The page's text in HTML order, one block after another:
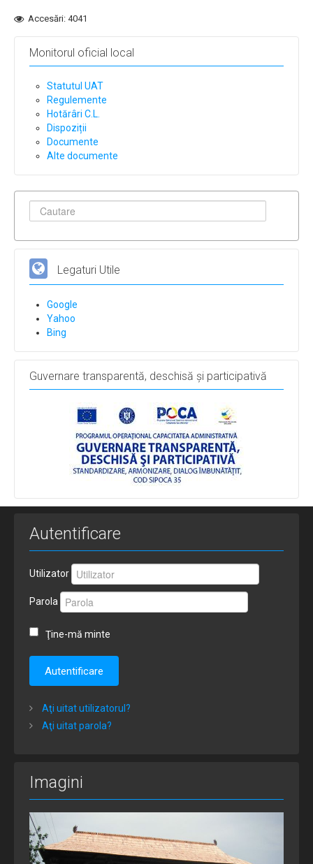
Accesări: 4041
Monitorul oficial local
Statutul UAT
Regulemente
Hotărâri C.L.
Dispoziții
Documente
Alte documente
Legaturi Utile
Google
Yahoo
Bing
Guvernare transparentă, deschisă și participativă
Autentificare
Utilizator
Parola
Ţine-mă minte
Autentificare
Aţi uitat utilizatorul?
Aţi uitat parola?
Imagini